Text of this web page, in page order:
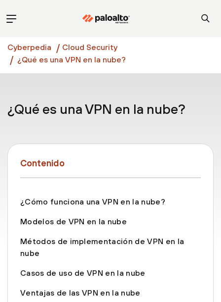
Cyberpedia
Cloud Security
¿Qué es una VPN en la nube?
¿Qué es una VPN en la nube?
Contenido
¿Cómo funciona una VPN en la nube?
Modelos de VPN en la nube
Métodos de implementación de VPN en la
nube
Casos de uso de VPN en la nube
Ventajas de las VPN en la nube